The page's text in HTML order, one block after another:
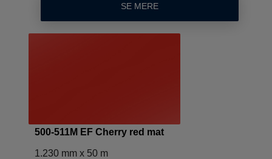
SE MERE
500-511M EF Cherry red mat
1.230 mm x 50 m